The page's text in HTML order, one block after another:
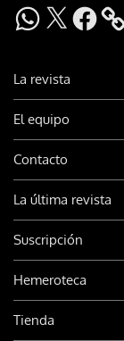
WhatsApp
X Facebook
La revista
El equipo
Contacto
La última revista
Suscripción
Hemeroteca
Tienda